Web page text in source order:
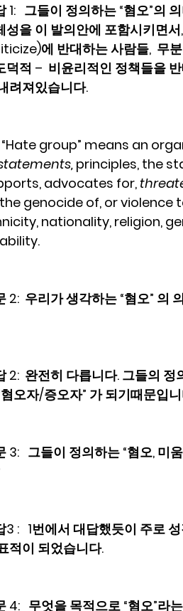
1:   그들이 정의하는 “혐오”
성을 이 발의안에 포함시키
에 반대하는 사람들,  무
덕적 –  비윤리적인 정책들을
려져있습니다.
group” means an
principles, the
advocates for,
genocide of, or violence
nationality, religion,
2:  우리가 생각하는 “혐오” 의
2:  완전히 다릅니다. 그들의
혐오자/증오자” 가 되기때문입
3:   그들이 정의하는 “혐오, 미
3 :   1번에서 대답했듯이 주로
적이 되었습니다.
4:   무엇을 목적으로 “혐오”